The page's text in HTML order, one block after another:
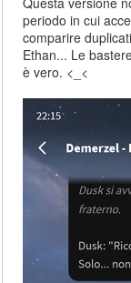
periodo in cui
comparire
Ethan... Le
è vero. <_<